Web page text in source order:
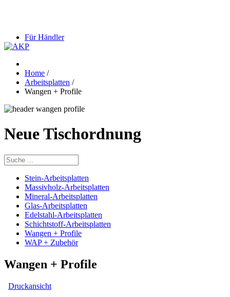
Für Händler
Home /
Arbeitsplatten /
Wangen + Profile
Neue Tischordnung
Stein-Arbeitsplatten
Massivholz-Arbeitsplatten
Mineral-Arbeitsplatten
Glas-Arbeitsplatten
Edelstahl-Arbeitsplatten
Schichtstoff-Arbeitsplatten
Wangen + Profile
WAP + Zubehör
Wangen + Profile
Druckansicht